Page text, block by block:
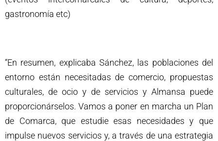
gastronomía etc)
“En resumen, explicaba Sánchez, las poblaciones del
entorno están necesitadas de comercio, propuestas
culturales, de ocio y de servicios y Almansa puede
proporcionárselos. Vamos a poner en marcha un Plan
de Comarca, que estudie esas necesidades y que
impulse nuevos servicios y, a través de una estrategia